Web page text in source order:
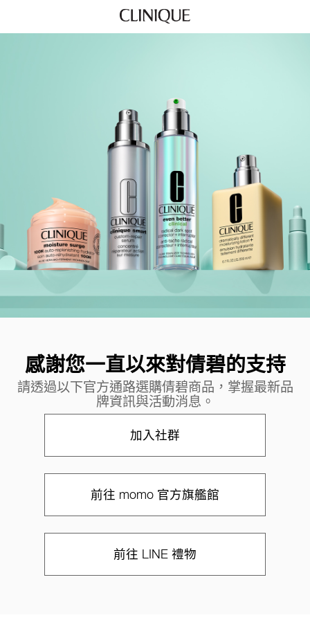
感謝您一直以來對倩碧的支持
請透過以下官方通路選購倩碧商品，掌握最新品
牌資訊與活動消息。
加入社群
前往 momo 官方旗艦館
前往 LINE 禮物